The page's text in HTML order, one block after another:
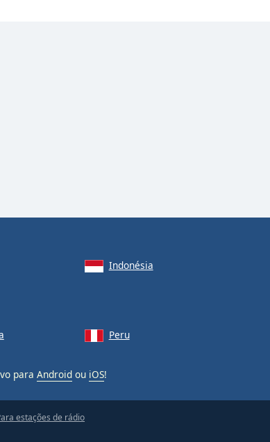
Indonésia
Peru
para Android ou iOS!
estações de rádio